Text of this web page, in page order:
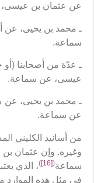
عن عثمان بن عيسى،
ـ محمد بن يحيى،
سماعة.
ـ عدّة من أصحابنا
عيسى، عن سماعة.
ـ محمد بن يحيى،
عن سماعة.
من أسانيد الكليني
وغيره. وإن عثمان
سماعة(
[16]
)، الذي
في مثل هذه الموارد